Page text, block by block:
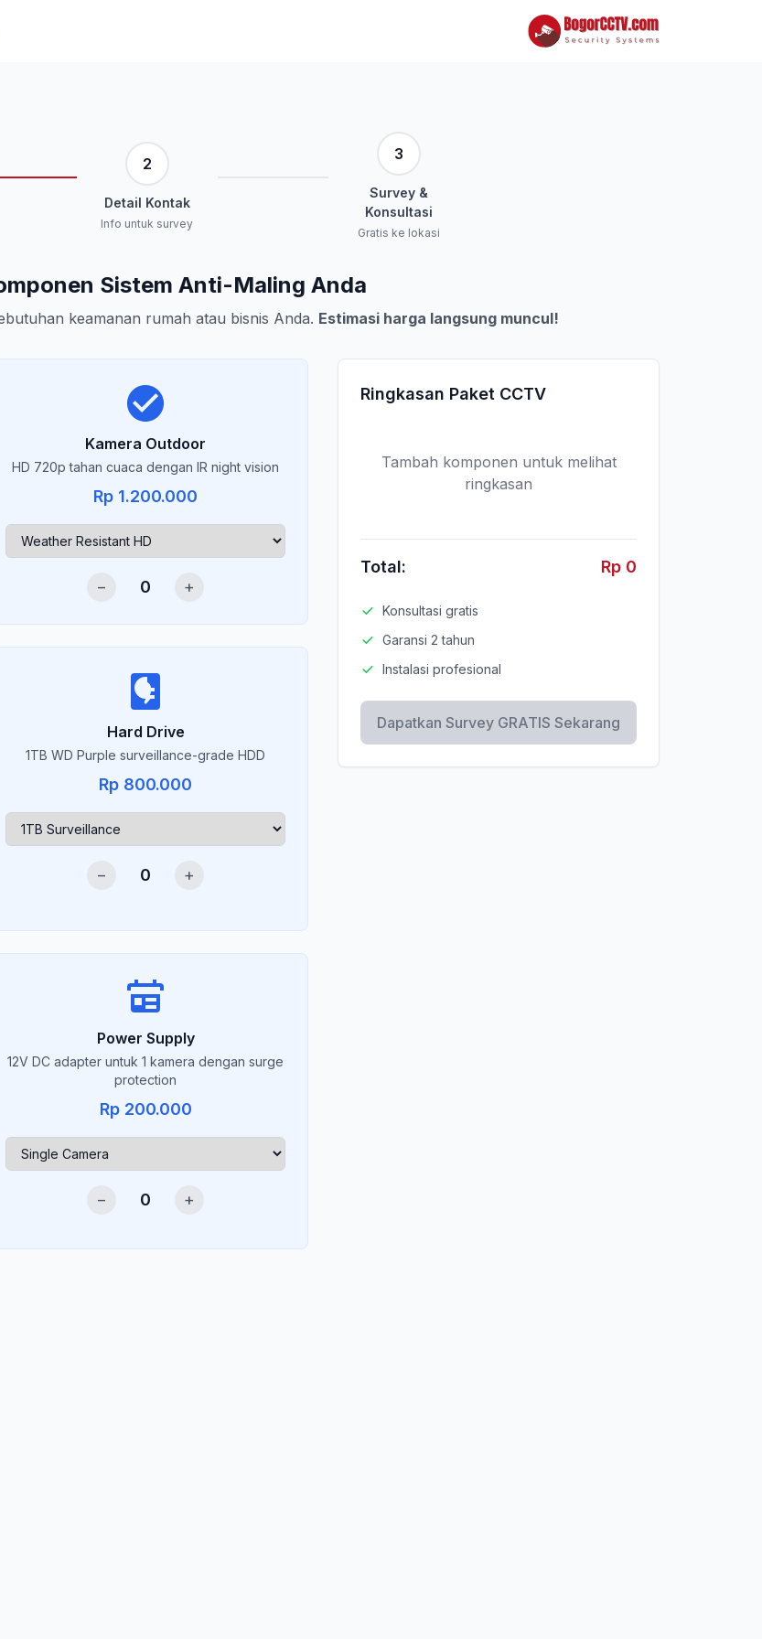
2
Detail Kontak
Info untuk survey
3
Survey &
Konsultasi
Gratis ke lokasi
Sistem Anti-Maling Anda
keamanan rumah atau bisnis Anda. Estimasi harga langsung muncul!
Kamera Outdoor
HD 720p tahan cuaca dengan IR night vision
Rp 1.200.000
− 0 +
Hard Drive
1TB WD Purple surveillance-grade HDD
Rp 800.000
− 0 +
Power Supply
12V DC adapter untuk 1 kamera dengan surge
protection
Rp 200.000
− 0 +
Ringkasan Paket CCTV
Tambah komponen untuk melihat
ringkasan
Total: Rp 0
Konsultasi gratis
Garansi 2 tahun
Instalasi profesional
Dapatkan Survey GRATIS Sekarang